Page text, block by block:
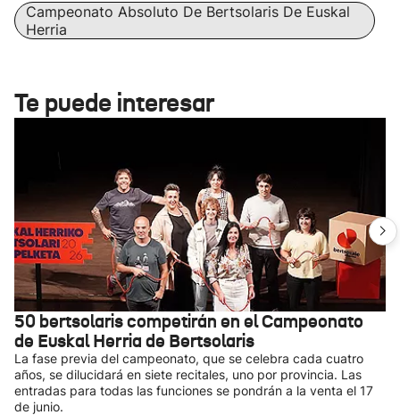
Campeonato Absoluto De Bertsolaris De Euskal
Herria
Te puede interesar
50 bertsolaris competirán en el Campeonato
de Euskal Herria de Bertsolaris
La fase previa del campeonato, que se celebra cada cuatro
años, se dilucidará en siete recitales, uno por provincia. Las
entradas para todas las funciones se pondrán a la venta el 17
de junio.